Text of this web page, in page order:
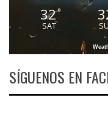
32°
SAT
SÍGUENOS EN